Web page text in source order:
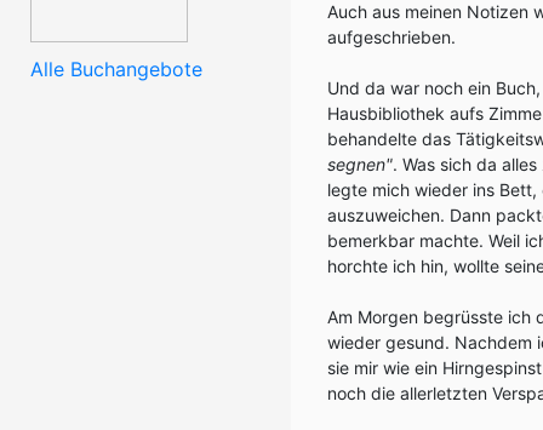
Alle Buchangebote
Auch aus meinen Notizen
aufgeschrieben.
Und da war noch ein
Hausbibliothek aufs
behandelte das
segnen". Was sich da
legte mich wieder ins
auszuweichen. Dann
bemerkbar machte. Weil
horchte ich hin, wollte
Am Morgen begrüsste ich
wieder gesund. Nachdem
sie mir wie ein
noch die allerletzten